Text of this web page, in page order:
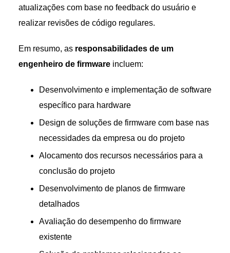
atualizações com base no feedback do usuário e
realizar revisões de código regulares.
Em resumo, as responsabilidades de um
engenheiro de firmwareincluem:
Desenvolvimento e implementação de software
específico para hardware
Design de soluções de firmware com base nas
necessidades da empresa ou do projeto
Alocamento dos recursos necessários para a
conclusão do projeto
Desenvolvimento de planos de firmware
detalhados
Avaliação do desempenho do firmware
existente